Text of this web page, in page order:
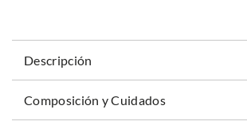
Descripción
Composición y Cuidados